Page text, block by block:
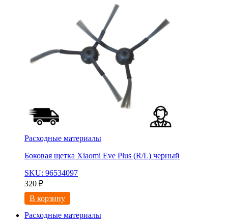
Расходные материалы
Боковая щетка Xiaomi Eve Plus (R/L) черный
SKU: 96534097
320 ₽
В корзину
Расходные материалы